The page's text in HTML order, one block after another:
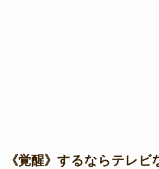
《覚醒》するならテレビ